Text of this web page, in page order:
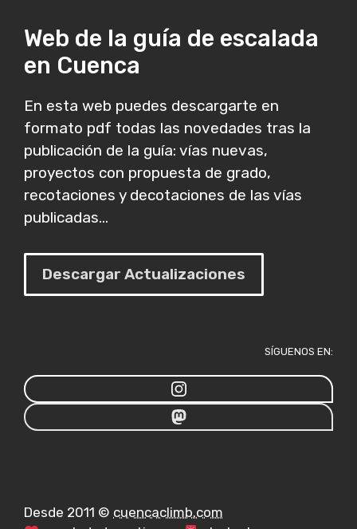
Web de la guía de escalada
en Cuenca
En esta web puedes descargarte en
formato pdf todas las novedades tras la
publicación de la guía: vías nuevas,
proyectos con propuesta de grado,
recotaciones y decotaciones de las vías
publicadas...
Descargar Actualizaciones
SÍGUENOS EN:
Desde 2011 © cuencaclimb.com